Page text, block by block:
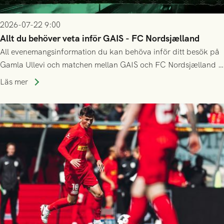
2026-07-22 9:00
Allt du behöver veta inför GAIS - FC Nordsjælland
All evenemangsinformation du kan behöva inför ditt besök på
Gamla Ullevi och matchen mellan GAIS och FC Nordsjælland i
kvalet till Conference League! Avspark kl 19.00 på torsdag
Läs mer